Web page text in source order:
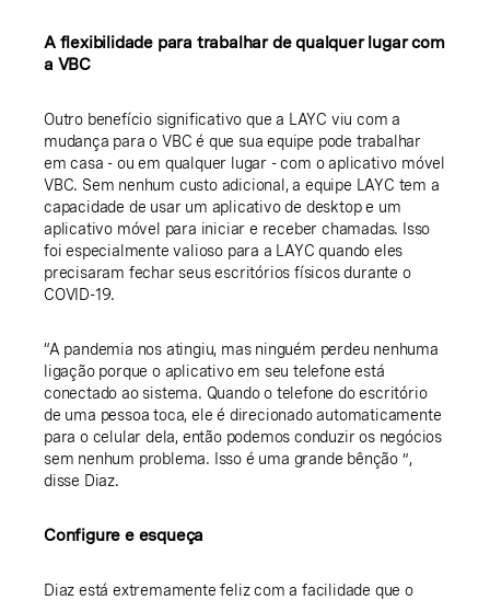
A flexibilidade para trabalhar de qualquer lugar com
a VBC
Outro benefício significativo que a LAYC viu com a
mudança para o VBC é que sua equipe pode trabalhar
em casa - ou em qualquer lugar - com o aplicativo móvel
VBC. Sem nenhum custo adicional, a equipe LAYC tem a
capacidade de usar um aplicativo de desktop e um
aplicativo móvel para iniciar e receber chamadas. Isso
foi especialmente valioso para a LAYC quando eles
precisaram fechar seus escritórios físicos durante o
COVID-19.
“A pandemia nos atingiu, mas ninguém perdeu nenhuma
ligação porque o aplicativo em seu telefone está
conectado ao sistema. Quando o telefone do escritório
de uma pessoa toca, ele é direcionado automaticamente
para o celular dela, então podemos conduzir os negócios
sem nenhum problema. Isso é uma grande bênção ”,
disse Diaz.
Configure e esqueça
Diaz está extremamente feliz com a facilidade que o